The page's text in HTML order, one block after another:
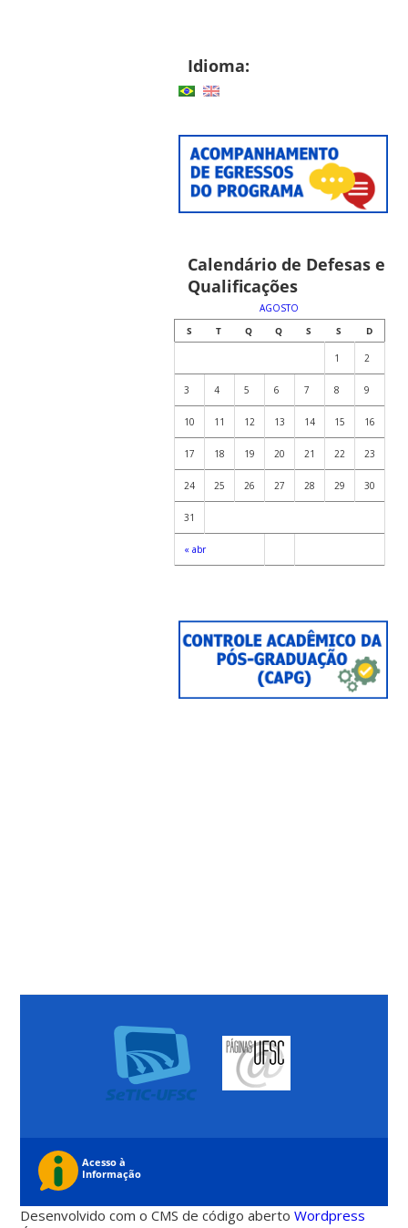
Idioma:
Calendário de Defesas e
Qualificações
AGOSTO
S
T Q Q S S D
« abr
1 2
3 4 5 6 7 8 9
10 11 12 13 14 15 16
17 18 19 20 21 22 23
24 25 26 27 28 29 30
31
Desenvolvido com o CMS de código abertoWordpress